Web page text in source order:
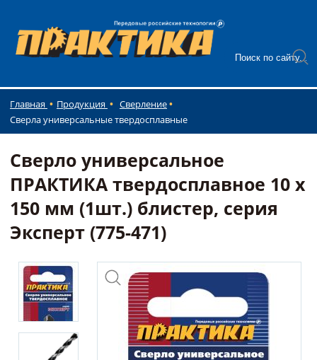
Главная Продукция
Сверление
Сверла универсальные твердосплавные
Сверло универсальное
ПРАКТИКА твердосплавное 10 х
150 мм (1шт.) блистер, серия
Эксперт (775-471)